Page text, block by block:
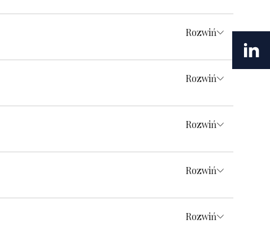
Rozwiń
Rozwiń
Rozwiń
Rozwiń
Rozwiń